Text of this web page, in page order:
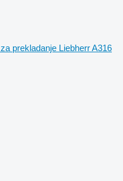
prekladanje Liebherr A316